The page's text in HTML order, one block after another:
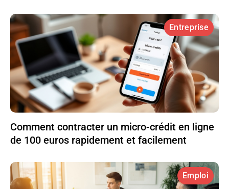
Entreprise
Comment contracter un micro-crédit en ligne
de 100 euros rapidement et facilement
Emploi